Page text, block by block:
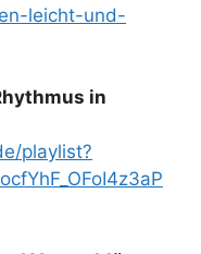
leicht-und-
in
playlist?